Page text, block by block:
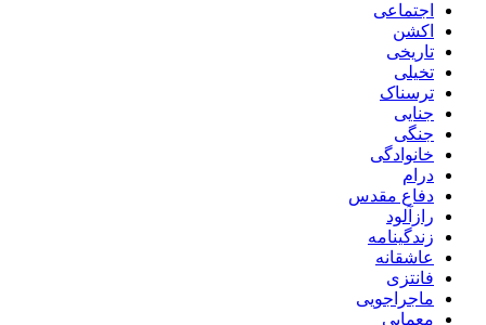
اجتماعی
اکشن
تاریخی
تخیلی
ترسناک
جنایی
جنگی
خانوادگی
درام
دفاع مقدس
رازآلود
زندگینامه
عاشقانه
فانتزی
ماجراجویی
معمایی